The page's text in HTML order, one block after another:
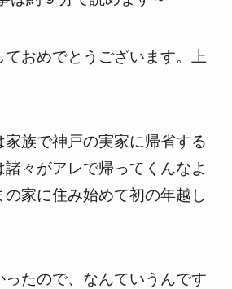
ておめでとうございます。上
族で神戸の実家に帰省する
々がアレで帰ってくんなよ
家に住み始めて初の年越し
たので、なんていうんです